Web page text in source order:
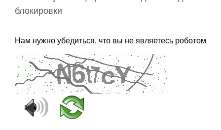
блокировки
Нам нужно убедиться, что вы не являетесь роботом